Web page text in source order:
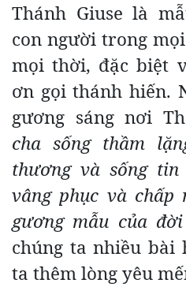
Thánh Giuse là
con người trong
mọi thời, đặc biệt
ơn gọi thánh hiến.
gương sáng nơi
cha sống thầm
thương và sống tin
vâng phục và chấp
gương mẫu của
chúng ta nhiều bài
ta thêm lòng yêu